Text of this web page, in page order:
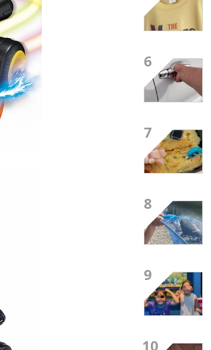
6
7
8
9
10